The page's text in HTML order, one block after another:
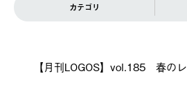
カテゴリ
【月刊LOGOS】vol.185 春の